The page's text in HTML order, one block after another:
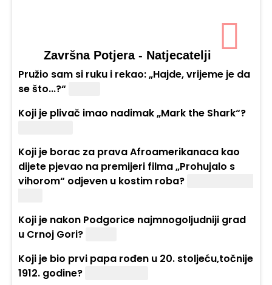
Završna Potjera - Natjecatelji
Pružio sam si ruku i rekao: „Hajde, vrijeme je da
se što...?“
Koji je plivač imao nadimak „Mark the Shark“?
Koji je borac za prava Afroamerikanaca kao
dijete pjevao na premijeri filma „Prohujalo s
vihorom“ odjeven u kostim roba?
Koji je nakon Podgorice najmnogoljudniji grad
u Crnoj Gori?
Koji je bio prvi papa rođen u 20. stoljeću,točnije
1912. godine?